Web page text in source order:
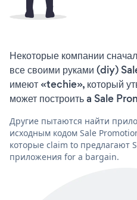
Некоторые компании
все своими руками (diy)
имеют «techie», который
может построить a Sale
Другие пытаются найти
исходным кодом Sale
которые claim to предлагают
приложения for a bargain.